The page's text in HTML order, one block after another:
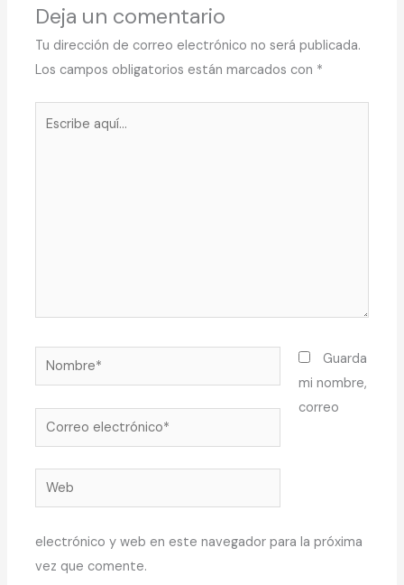
Deja un comentario
Tu dirección de correo electrónico no será publicada.
Los campos obligatorios están marcados con *
Nombre*
Correo
electrónico*
Web
Guarda
mi nombre,
correo
electrónico y web en este navegador para la próxima
vez que comente.